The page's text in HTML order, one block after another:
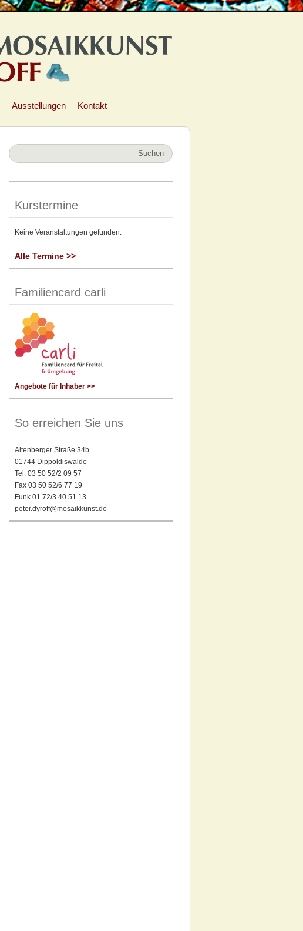
Ausstellungen Kontakt
Kurstermine
Keine Veranstaltungen gefunden.
Alle Termine >>
Familiencard carli
Angebote für Inhaber >>
So erreichen Sie uns
Altenberger Straße 34b
01744 Dippoldiswalde
Tel. 03 50 52/2 09 57
Fax 03 50 52/6 77 19
Funk 01 72/3 40 51 13
peter.dyroff@mosaikkunst.de